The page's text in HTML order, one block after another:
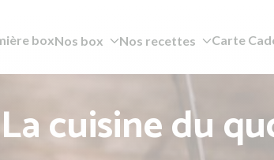
boxNos box Nos recettes Carte
La cuisine du